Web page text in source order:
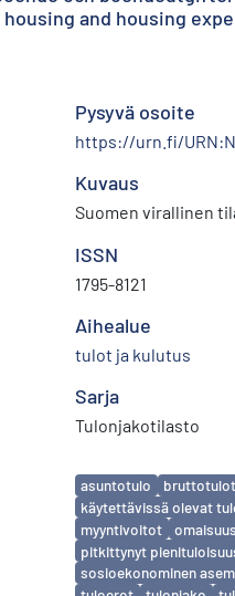
and housing
Pysyvä osoite
https://urn.fi/
Kuvaus
Suomen virallinen
ISSN
1795-8121
Aihealue
tulot ja kulutus
Sarja
Tulonjakotilasto
Avainsanat
asuntotulo bruttotulot
käytettävissä olevat
myyntivoitot
pitkittynyt
sosioekonominen